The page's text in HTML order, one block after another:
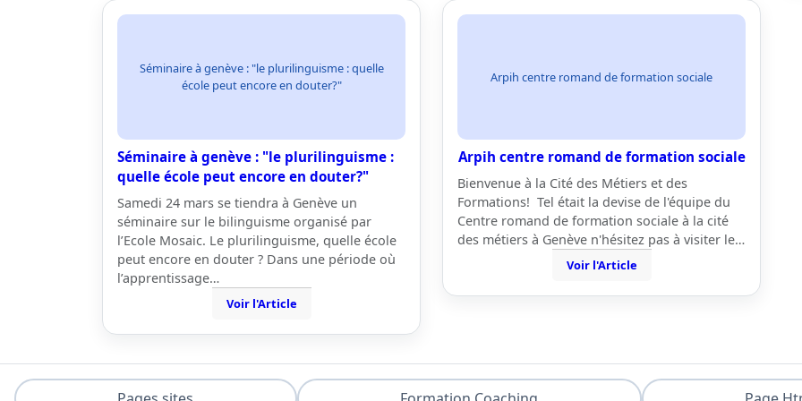
Séminaire à genève : "le plurilinguisme : quelle
école peut encore en douter?"
Séminaire à genève : "le plurilinguisme :
quelle école peut encore en douter?"
Samedi 24 mars se tiendra à Genève un
séminaire sur le bilinguisme organisé par
l’Ecole Mosaic. Le plurilinguisme, quelle école
peut encore en douter ? Dans une période où
l’apprentissage…
Voir l'Article
Arpih centre romand de formation sociale
Arpih centre romand de formation sociale
Bienvenue à la Cité des Métiers et des
Formations! Tel était la devise de l'équipe du
Centre romand de formation sociale à la cité
des métiers à Genève n'hésitez pas à visiter le…
Voir l'Article